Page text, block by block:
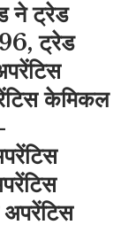
ने ट्रेड
ट्रेड
केमिकल